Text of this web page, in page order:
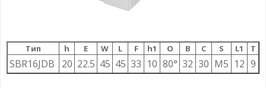
Тип h E W L F h1 О B C S L1 T
SBR16JDB 20 22.5 45 45 33 10 80° 32 30 M5 12 9